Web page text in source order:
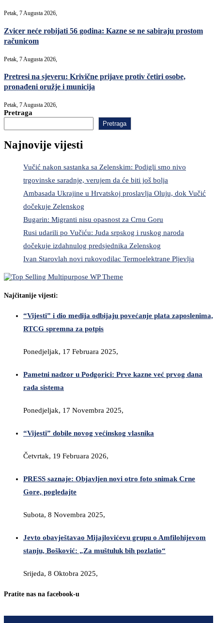
Petak, 7 Augusta 2026,
Zvicer neće robijati 56 godina: Kazne se ne sabiraju prostom
računicom
Petak, 7 Augusta 2026,
Pretresi na sjeveru: Krivične prijave protiv četiri osobe,
pronađeni oružje i municija
Petak, 7 Augusta 2026,
Pretraga
Pretraga
Najnovije vijesti
Vučić nakon sastanka sa Zelenskim: Podigli smo nivo
trgovinske saradnje, verujem da će biti još bolja
Ambasada Ukrajine u Hrvatskoj proslavlja Oluju, dok Vučić
dočekuje Zelenskog
Bugarin: Migranti nisu opasnost za Crnu Goru
Rusi udarili po Vučiću: Juda srpskog i ruskog naroda
dočekuje izdahnulog predsjednika Zelenskog
Ivan Starovlah novi rukovodilac Termoelektrane Pljevlja
Najčitanije vijesti:
“Vijesti” i dio medija odbijaju povećanje plata zaposlenima,
RTCG spremna za potpis
Ponedjeljak, 17 Februara 2025,
Pametni nadzor u Podgorici: Prve kazne već prvog dana
rada sistema
Ponedjeljak, 17 Novembra 2025,
“Vijesti” dobile novog većinskog vlasnika
Četvrtak, 19 Februara 2026,
PRESS saznaje: Objavljen novi otro foto snimak Crne
Gore, pogledajte
Subota, 8 Novembra 2025,
Jevto obavještavao Mijajlovićevu grupu o Amfilohijevom
stanju, Bošković: „Za muštuluk bih pozlatio“
Srijeda, 8 Oktobra 2025,
Pratite nas na facebook-u